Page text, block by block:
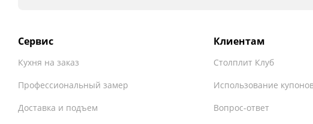
Сервис
Кухня на заказ
Профессиональный замер
Доставка и подъем
Клиентам
Столплит Клуб
Использование
Вопрос-ответ